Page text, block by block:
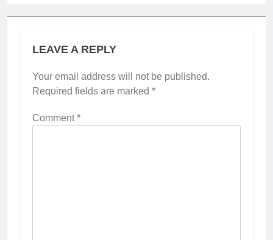
LEAVE A REPLY
Your email address will not be published.
Required fields are marked *
Comment*